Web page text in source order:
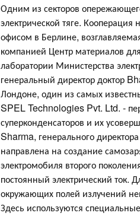
Одним из секторов
электрической тяге.
офисом в Берлине,
компанией Центр материалов
лаборатории Министерства
генеральный директор доктор
Лондоне, один из самых
SPEL Technologies Pvt. Ltd. -
суперконденсаторов и их
Sharma, генерального
направлена на создание
электромобиля второго
постоянный электрический ток.
окружающих полей излучений
Здесь используются